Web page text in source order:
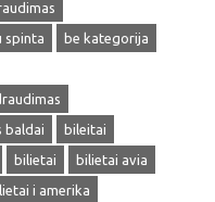
spinta
be kategorija
baldai
bileitai
bilietai
bilietai avia
i amerika